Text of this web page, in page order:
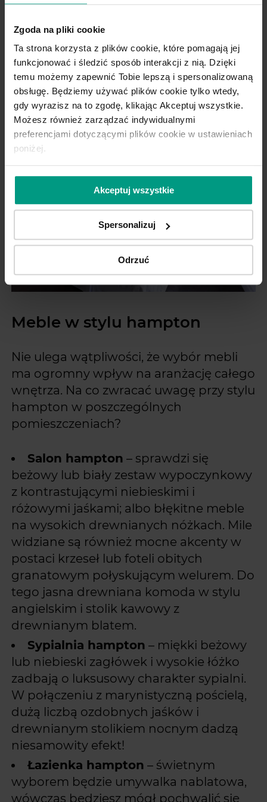
Zgoda na pliki cookie
Ta strona korzysta z plików cookie, które pomagają jej
funkcjonować i śledzić sposób interakcji z nią. Dzięki
temu możemy zapewnić Tobie lepszą i spersonalizowaną
obsługę. Będziemy używać plików cookie tylko wtedy,
gdy wyrazisz na to zgodę, klikając Akceptuj wszystkie.
Możesz również zarządzać indywidualnymi
preferencjami dotyczącymi plików cookie w ustawieniach
poniżej.
Akceptuj wszystkie
Spersonalizuj
Odrzuć
kontrast stworzy z nimi orzech
mocno zarysowanymi słojami. Miłośnicy
ciepłych wnętrz mogą narzucić na nie
błękitny dywan we wzór marokańskiej
koniczyny – albo bardziej subtelnie,
beżowy o długim miękkim włosiu.
Meble w stylu hampton
Nie ulega wątpliwości, że wybór mebli
ma ogromny wpływ na aranżację całego
wnętrza. Na co zwracać uwagę przy stylu
hampton w poszczególnych
pomieszczeniach?
Salon hampton – sprawdzi się
beżowy lub biały zestaw wypoczynkowy
z kontrastującymi niebieskimi i
różowymi jaśkami; albo błękitne meble
na wysokich drewnianych nóżkach. Mile
widziane są również mocne akcenty w
postaci krzeseł lub foteli obitych
granatowym połyskującym welurem. Do
tego jasna drewniana komoda w stylu
angielskim i stolik kawowy z
drewnianym blatem.
Sypialnia hampton – miękki beżowy
lub niebieski zagłówek i wysokie łóżko
zadbają o luksusowy charakter sypialni.
W połączeniu z marynistyczną pościelą,
dużą liczbą ozdobnych jaśków i
drewnianym stolikiem nocnym dadzą
niesamowity efekt!
Łazienka hampton – świetnym
wyborem będzie umywalka nablatowa,
wówczas będziesz mógł pochwalić się